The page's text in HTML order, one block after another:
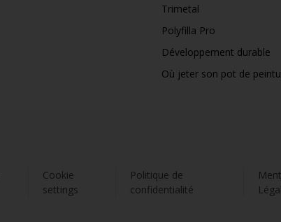
Trimetal
Polyfilla Pro
Développement durable
Où jeter son pot de
Cookie
settings
Politique de
confidentialité